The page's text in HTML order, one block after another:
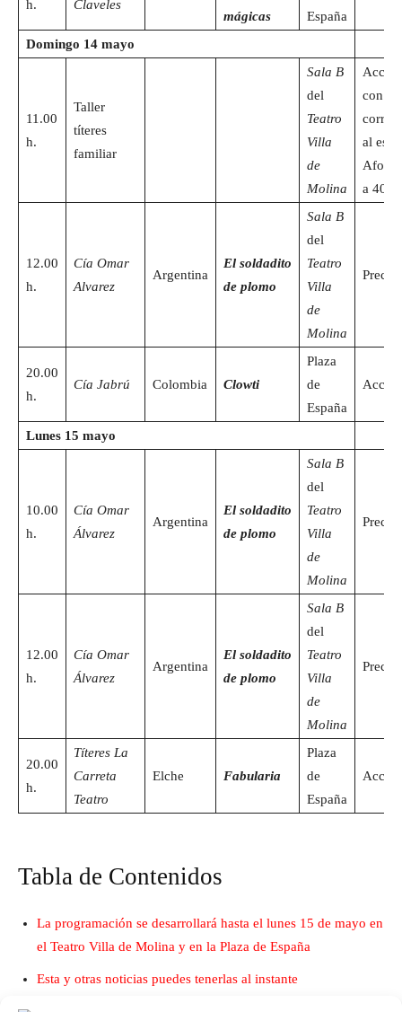
h.
Claveles
mágicas
España
Domingo 14 mayo
11.00
h.
Taller
títeres
familiar
Sala B
del
Teatro
Villa
de
Molina
con la
al
Aforo
a 40
12.00
h.
Cía Omar
Alvarez
Argentina
El soldadito
de plomo
Sala B
del
Teatro
Villa
de
Molina
Precio
20.00
h.
Cía Jabrú Colombia Clowti
Plaza
de
España
Lunes 15 mayo
10.00
h.
Cía Omar
Álvarez
Argentina
El soldadito
de plomo
Sala B
del
Teatro
Villa
de
Molina
Precio
12.00
h.
Cía Omar
Álvarez
Argentina
El soldadito
de plomo
Sala B
del
Teatro
Villa
de
Molina
Precio
20.00
h.
Títeres La
Carreta
Teatro
Elche Fabularia
Plaza
de
España
Tabla de Contenidos
La programación se desarrollará hasta el lunes 15 de mayo en
el Teatro Villa de Molina y en la Plaza de España
Esta y otras noticias puedes tenerlas al instante